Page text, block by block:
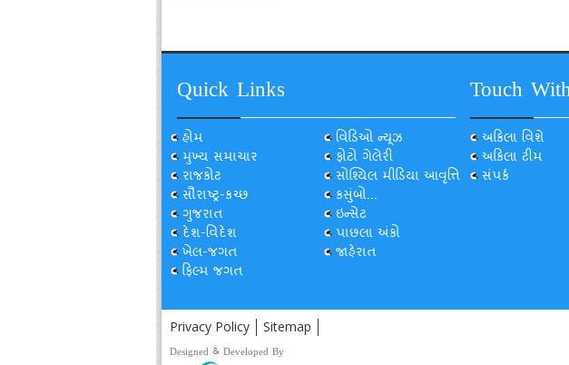
Quick Links
હોમ
મુખ્ય સમાચાર
રાજકોટ
સૌરાષ્ટ્ર-કચ્છ
ગુજરાત
દેશ-વિદેશ
ખેલ-જગત
ફિલ્મ જગત
વિડિઓ ન્યૂઝ
ફોટો ગેલેરી
સોશ્યિલ મીડિયા આવૃત્તિ
કસુંબો...
ઇન્સેટ
પાછલા અંકો
જાહેરાત
Touch
અકિલા વિશે
અકિલા ટીમ
સંપર્ક
Privacy Policy Sitemap
Designed & Developed By